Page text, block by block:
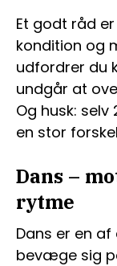
Et godt råd
kondition og
udfordrer du
undgår at
Og husk:
en stor
Dans –
rytme
Dans er en
bevæge sig